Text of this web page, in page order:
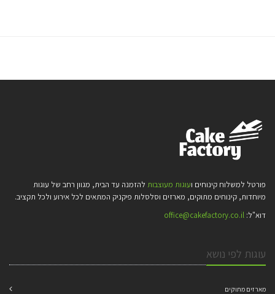
פורטל למשלוח קינוחים ועוגות מעוצבות להזמנה עד הבית, מגוון רחב של עוגות
מיוחדות, קינוחים מתוקים, מארזים וסלסלות פיקניק המתאים לכל אירוע ולכל תקציב.
דוא"ל: office@cakefactory.co.il
עוגות לפי נושא
מארזים מתוקים